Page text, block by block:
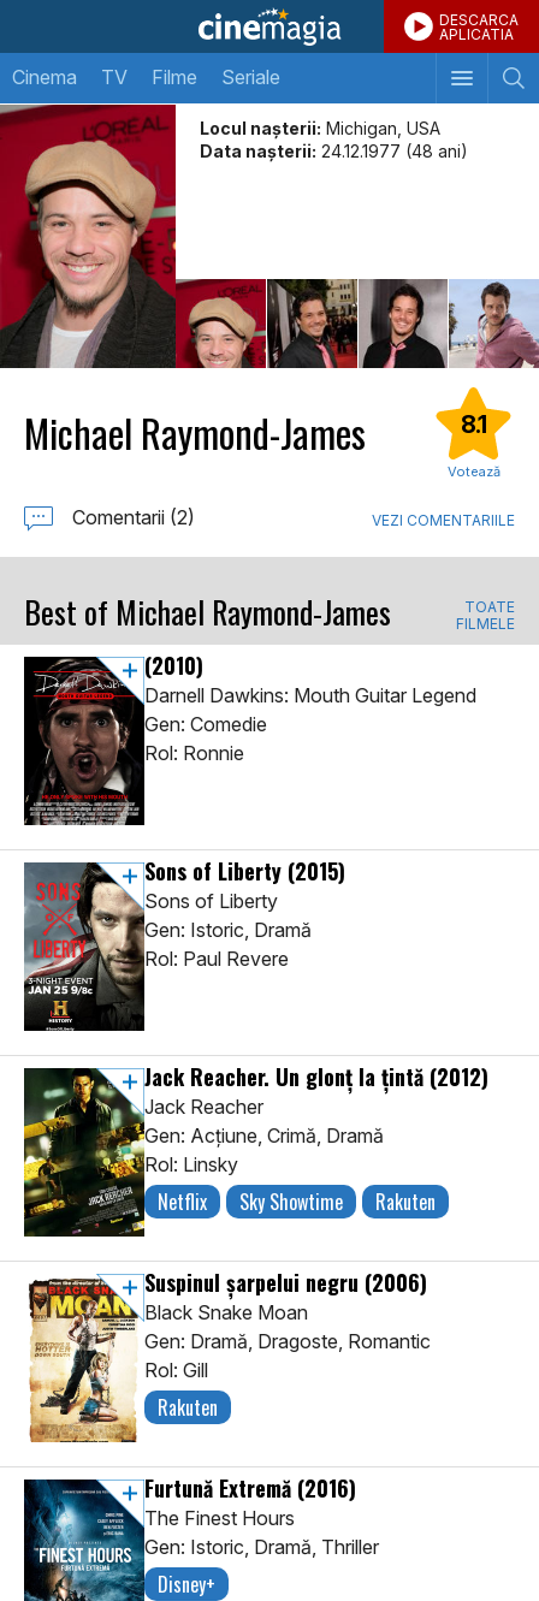
DESCARCA
APLICATIA
Cinema TV Filme Seriale
Locul naşterii: Michigan, USA
Data naşterii: 24.12.1977 (48 ani)
Michael Raymond-James 8.1
Votează
Comentarii (2) VEZI COMENTARIILE
Best of Michael Raymond-James
TOATE
FILMELE
(2010)
Darnell Dawkins: Mouth Guitar Legend
Gen: Comedie
Rol: Ronnie
Sons of Liberty (2015)
Sons of Liberty
Gen: Istoric, Dramă
Rol: Paul Revere
Jack Reacher. Un glonț la țintă (2012)
Jack Reacher
Gen: Acţiune, Crimă, Dramă
Rol: Linsky
Netflix Sky Showtime Rakuten
Suspinul șarpelui negru (2006)
Black Snake Moan
Gen: Dramă, Dragoste, Romantic
Rol: Gill
Rakuten
Furtună Extremă (2016)
The Finest Hours
Gen: Istoric, Dramă, Thriller
Disney+